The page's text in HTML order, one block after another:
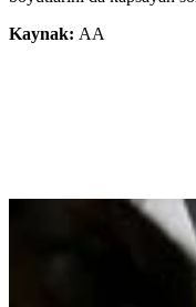
Kaynak: AA